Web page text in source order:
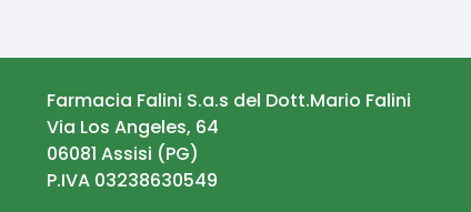
Farmacia Falini S.a.s del Dott.Mario Falini
Via Los Angeles, 64
06081 Assisi (PG)
P.IVA 03238630549